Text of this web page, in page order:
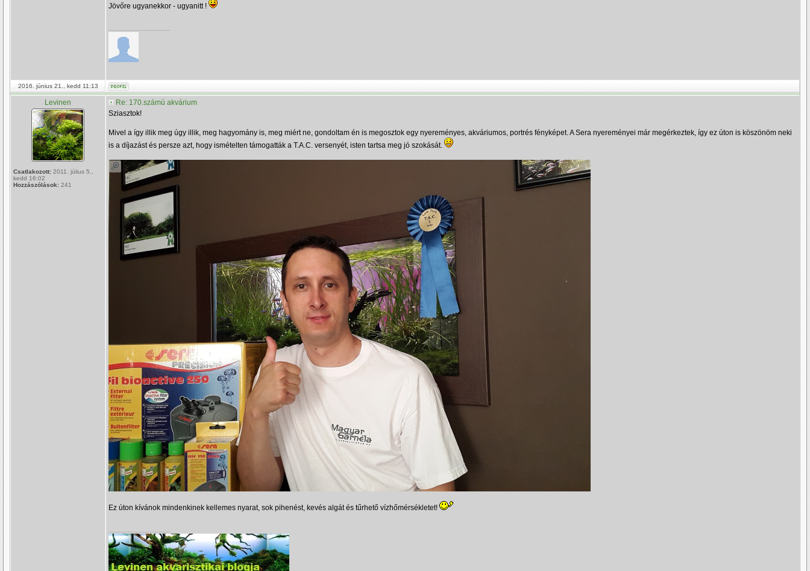
Jövőre ugyanekkor - ugyanitt !
2016. június 21., kedd 11:13
Levinen
Csatlakozott: 2011. július 5.,
kedd 16:02
Hozzászólások: 241
Re: 170.számú akvárium
Sziasztok!
Mivel a így illik meg úgy illik, meg hagyomány is, meg miért ne, gondoltam én is megosztok egy nyereményes, akváriumos, portrés fényképet. A Sera nyereményei már megérkeztek, így ez úton is köszönöm neki
is a díjazást és persze azt, hogy ismételten támogatták a T.A.C. versenyét, isten tartsa meg jó szokását.
Ez úton kívánok mindenkinek kellemes nyarat, sok pihenést, kevés algát és tűrhető vízhőmérsékletet!